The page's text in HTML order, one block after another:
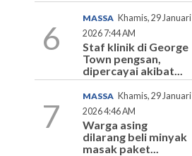
6
MASSA Khamis, 29 Januari
2026 7:44 AM
Staf klinik di George
Town pengsan,
dipercayai akibat...
7
MASSA Khamis, 29 Januari
2026 4:46 AM
Warga asing
dilarang beli minyak
masak paket...